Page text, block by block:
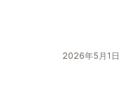
2026年5月1日